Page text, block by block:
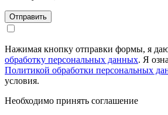
Отправить
Нажимая кнопку отправки формы, я
обработку персональных данных. Я
Политикой обработки персональных
условия.
Необходимо принять соглашение